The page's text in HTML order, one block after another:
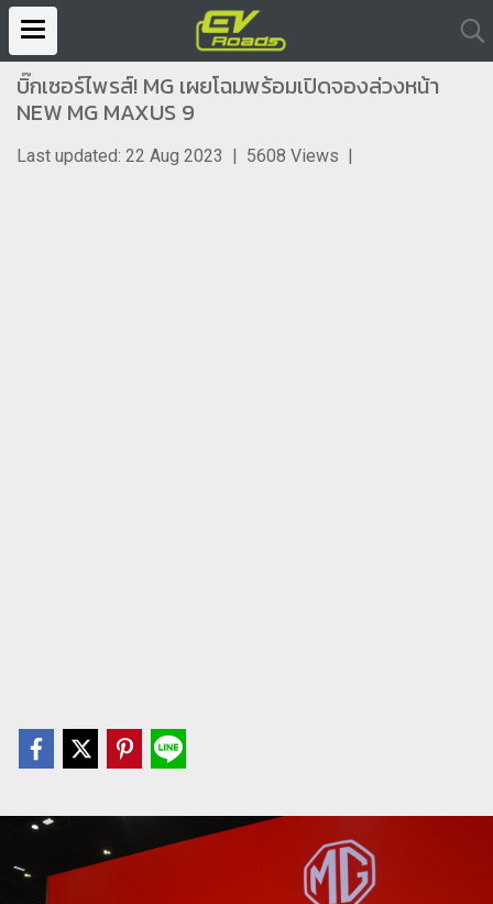
บิ๊กเซอร์ไพรส์! MG เผยโฉมพร้อมเปิดจองล่วงหน้า
NEW MG MAXUS 9
Last updated: 22 Aug 2023 | 5608 Views |